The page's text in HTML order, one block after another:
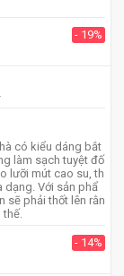
- 19%
có kiểu dáng bắt
làm sạch tuyệt đố
lưỡi mút cao su, th
dạng. Với sản phẩ
sẽ phải thốt lên rằn
thế.
- 14%